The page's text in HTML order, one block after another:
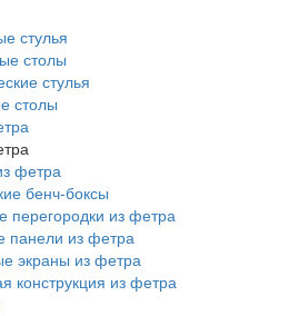
стулья
столы
стулья
столы
фетра
бенч-боксы
перегородки из фетра
панели из фетра
экраны из фетра
конструкция из фетра